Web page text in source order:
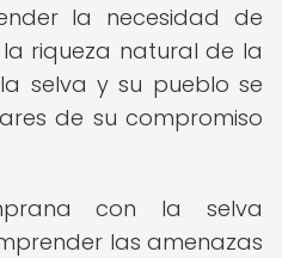
la necesidad de
riqueza natural de la
selva y su pueblo se
de su compromiso
con la selva
las amenazas